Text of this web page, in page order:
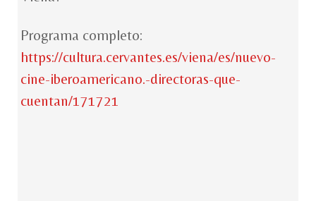
Programa completo:
https://cultura.cervantes.es/viena/es/nuevo-
cine-iberoamericano.-directoras-que-
cuentan/171721